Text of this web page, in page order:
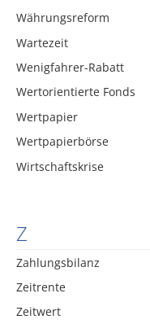
Währungsreform
Wartezeit
Wenigfahrer-Rabatt
Wertorientierte Fonds
Wertpapier
Wertpapierbörse
Wirtschaftskrise
Z
Zahlungsbilanz
Zeitrente
Zeitwert